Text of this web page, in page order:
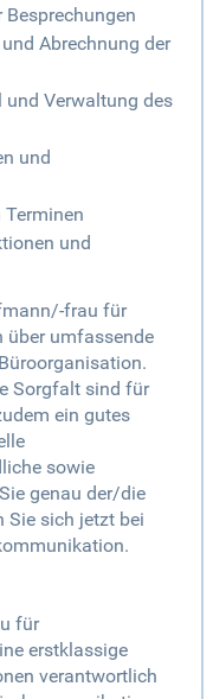
Abrechnung der
Verwaltung des
und
und
frau für
über umfassende
Sorgfalt sind für
ein gutes
sowie
genau der/die
Sie sich jetzt bei
für
erstklassige
verantwortlich